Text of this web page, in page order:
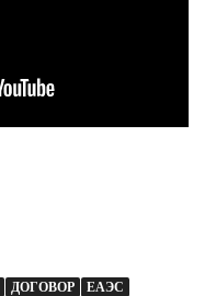
ДОГОВОР
ЕАЭС